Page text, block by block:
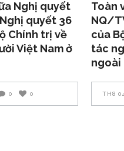
Nghị quyết
quyết 36
Chính trị về
Việt Nam ở
0 0
Toàn
NQ/
của
tác
ngoài
TH8